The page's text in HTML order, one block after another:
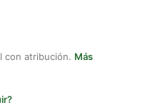
con atribución. Más